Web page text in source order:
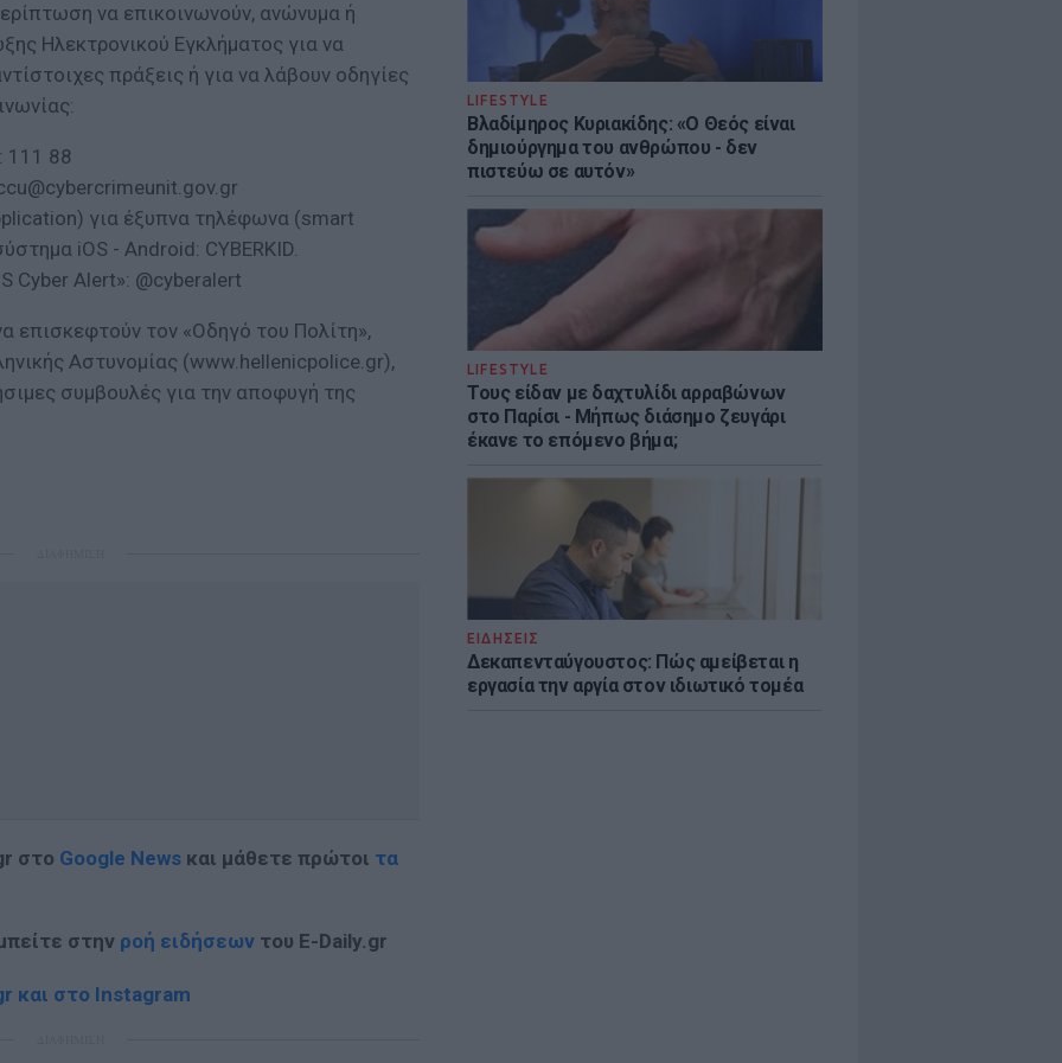
LIFESTYLE
Βλαδίμηρος Κυριακίδης: «Ο Θεός είναι
δημιούργημα του ανθρώπου - δεν
πιστεύω σε αυτόν»
LIFESTYLE
Τους είδαν με δαχτυλίδι αρραβώνων
στο Παρίσι - Μήπως διάσημο ζευγάρι
έκανε το επόμενο βήμα;
ΕΙΔΗΣΕΙΣ
Δεκαπενταύγουστος: Πώς αμείβεται η
εργασία την αργία στον ιδιωτικό τομέα
να επικοινωνούν, ανώνυμα ή
Ηλεκτρονικού Εγκλήματος για να
πράξεις ή για να λάβουν οδηγίες
111 88
για έξυπνα τηλέφωνα (smart
iOS - Android: CYBERKID.
Cyber Alert»: @cyberalert
επισκεφτούν τον «Οδηγό του Πολίτη»,
Αστυνομίας (www.hellenicpolice.gr),
συμβουλές για την αποφυγή της
στο Google News και μάθετε πρώτοι τα
στην ροή ειδήσεων του E-Daily.gr
και στο Instagram